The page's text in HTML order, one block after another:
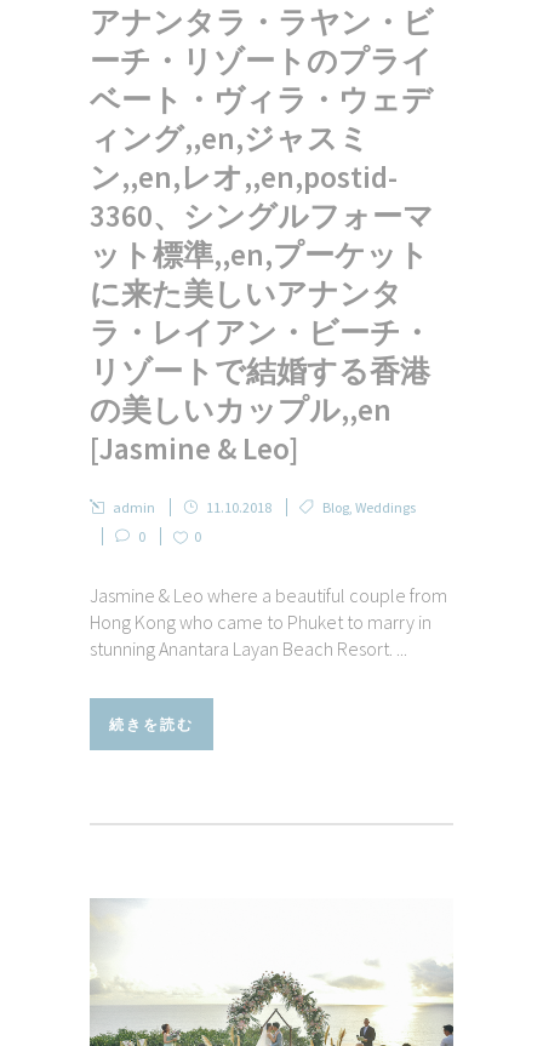
アナンタラ・ラヤン・ビ
ーチ・リゾートのプライ
ベート・ヴィラ・ウェデ
ィング,,en,ジャスミ
ン,,en,レオ,,en,postid-
3360、シングルフォーマ
ット標準,,en,プーケット
に来た美しいアナンタ
ラ・レイアン・ビーチ・
リゾートで結婚する香港
の美しいカップル,,en
[Jasmine & Leo]
admin 11.10.2018 Blog Weddings
0
0
Jasmine & Leo where a beautiful couple from
Hong Kong who came to Phuket to marry in
stunning Anantara Layan Beach Resort. ...
続きを読む